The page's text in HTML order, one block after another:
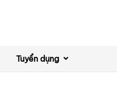
Tuyển dụng